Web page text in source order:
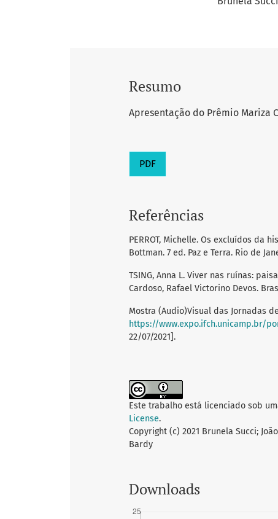
Resumo
Apresentação do Prêmio Mariza
PDF
Referências
PERROT, Michelle. Os excluídos da
Bottman. 7 ed. Paz e Terra. Rio de
TSING, Anna L. Viver nas ruínas:
Cardoso, Rafael Victorino Devos.
Mostra (Audio)Visual das Jornadas
https://www.expo.ifch.unicamp.br/
22/07/2021].
Este trabalho está licenciado sob
License.
Copyright (c) 2021 Brunela Succi;
Bardy
Downloads